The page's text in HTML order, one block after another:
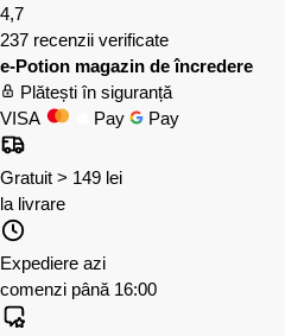
4,7
237 recenzii verificate
e-Potion magazin de încredere
Plătești în siguranță
VISA
Pay Pay
Gratuit > 149 lei
la livrare
Expediere azi
comenzi până 16:00